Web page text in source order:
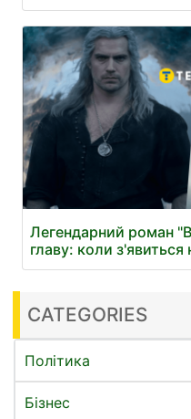
Легендарний роман
главу: коли з'явиться
CATEGORIES
Політика
Бізнес